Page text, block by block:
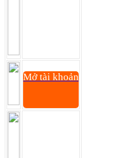
Mở tài khoản